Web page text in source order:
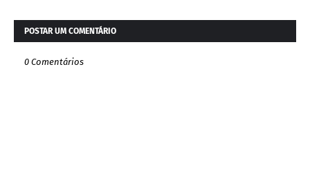
POSTAR UM COMENTÁRIO
0 Comentários